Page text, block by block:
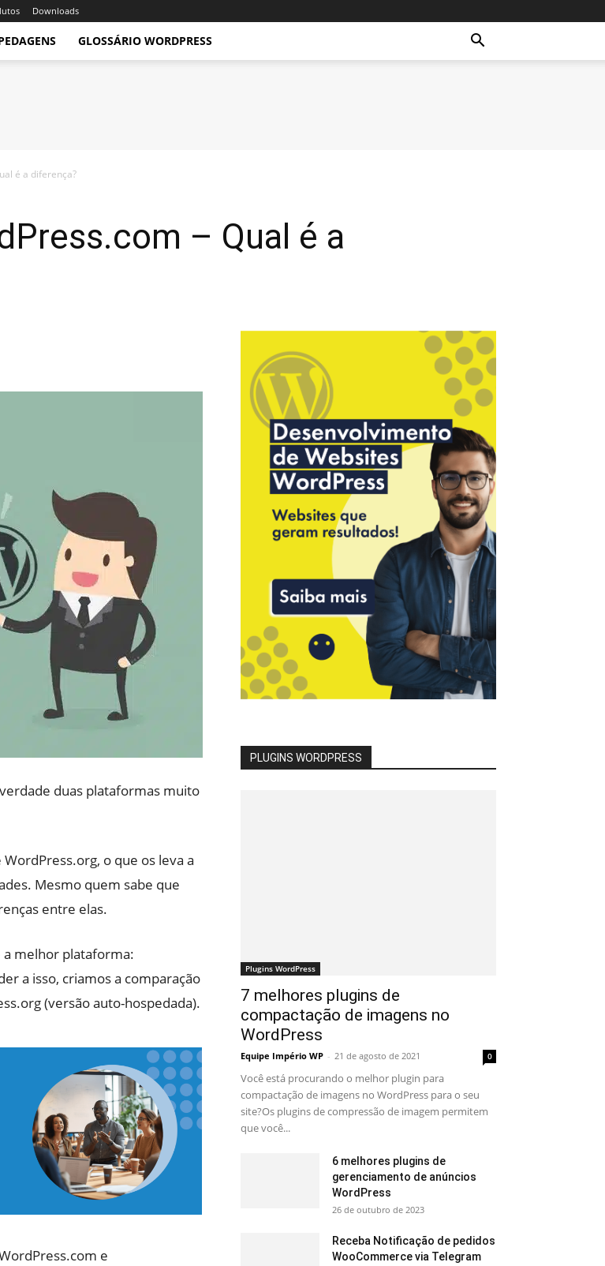
Downloads
GLOSSÁRIO WORDPRESS
é a diferença?
– Qual é a
duas plataformas muito
o que os leva a
Mesmo quem sabe que
entre elas.
a melhor plataforma:
a isso, criamos a comparação
(versão auto-hospedada).
e
PLUGINS WORDPRESS
Plugins WordPress
7 melhores plugins de
compactação de imagens no
WordPress
Equipe Império WP - 21 de agosto de 2021 0
Você está procurando o melhor plugin para
compactação de imagens no WordPress para o seu
site?Os plugins de compressão de imagem permitem
que você...
6 melhores plugins de
gerenciamento de anúncios
WordPress
26 de outubro de 2023
Receba Notificação de pedidos
WooCommerce via Telegram